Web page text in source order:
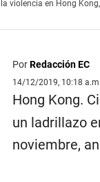
violencia en Hong
PorRedacción EC
14/12/2019, 10:18 a.m.
Hong Kong.
un ladrillazo
noviembre,